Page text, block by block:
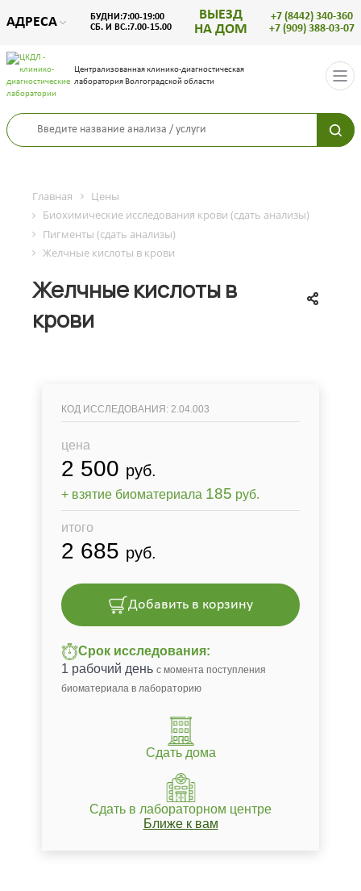
АДРЕСА
БУДНИ:7:00-19:00
СБ. И ВС.:7.00-15.00
ВЫЕЗД
НА ДОМ
+7 (8442) 340-360
+7 (909) 388-03-07
Централизованная клинико-диагностическая
лаборатория Волгоградской области
Главная
Цены
Биохимические исследования крови (сдать анализы)
Пигменты (сдать анализы)
Желчные кислоты в крови
Желчные кислоты в
крови
КОД ИССЛЕДОВАНИЯ: 2.04.003
цена
2 500 руб.
+ взятие биоматериала 185 руб.
итого
2 685 руб.
Добавить в корзину
Срок исследования:
1 рабочий день с момента поступления
биоматериала в лабораторию
Сдать дома
Сдать в лабораторном центре
Ближе к вам